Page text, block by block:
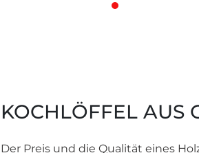
KOCHLÖFFEL AUS
Der Preis und die Qualität eines